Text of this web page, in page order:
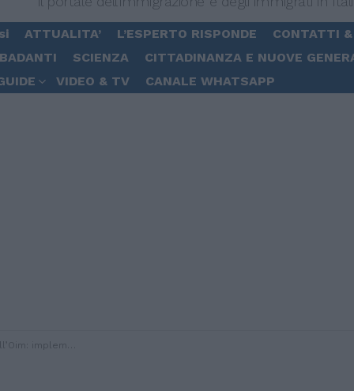
ATTUALITA’ L’ESPERTO RISPONDE
CONTATTI
SCIENZA
CITTADINANZA E NUOVE
VIDEO & TV CANALE WHATSAPP
con rispetto dei diritti e umanità